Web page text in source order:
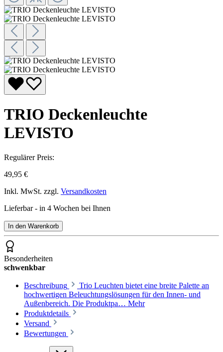
TRIO Deckenleuchte
LEVISTO
Regulärer Preis:
49,95 €
Inkl. MwSt. zzgl. Versandkosten
Lieferbar - in 4 Wochen bei Ihnen
In den Warenkorb
Besonderheiten
schwenkbar
Beschreibung
Trio Leuchten bietet eine breite Palette an
hochwertigen Beleuchtungslösungen für den Innen- und
Außenbereich. Die Produktpa… Mehr
Produktdetails
Versand
Bewertungen